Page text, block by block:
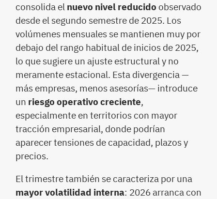
consolida el nuevo nivel reducido observado
desde el segundo semestre de 2025. Los
volúmenes mensuales se mantienen muy por
debajo del rango habitual de inicios de 2025,
lo que sugiere un ajuste estructural y no
meramente estacional. Esta divergencia —
más empresas, menos asesorías— introduce
un riesgo operativo creciente,
especialmente en territorios con mayor
tracción empresarial, donde podrían
aparecer tensiones de capacidad, plazos y
precios.
El trimestre también se caracteriza por una
mayor volatilidad interna: 2026 arranca con